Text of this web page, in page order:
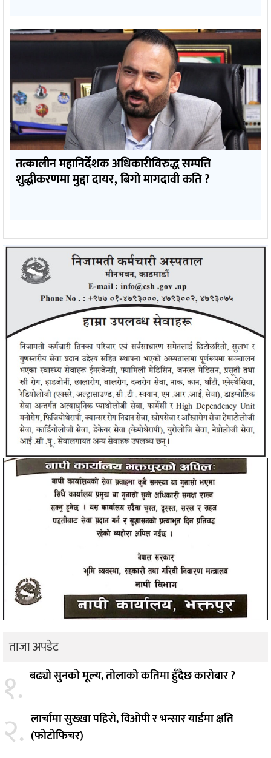
तत्कालीन महानिर्देशक अधिकारीविरुद्ध सम्पत्ति
शुद्धीकरणमा मुद्दा दायर, बिगो मागदावी कति ?
ताजा अपडेट
१. बढ्यो सुनको मूल्य, तोलाको कतिमा हुँदैछ कारोबार ?
२. लार्चामा सुख्खा पहिरो, विओपी र भन्सार यार्डमा क्षति
(फोटोफिचर)